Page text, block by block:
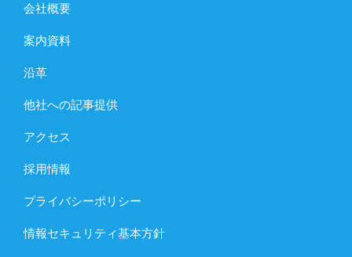
会社概要
案内資料
沿革
他社への記事提供
アクセス
採用情報
プライバシーポリシー
情報セキュリティ基本方針